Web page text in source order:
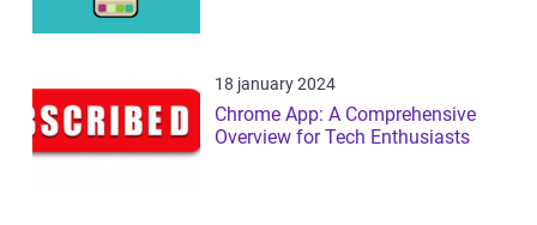
18 january 2024
Chrome App: A Comprehensive
Overview for Tech Enthusiasts